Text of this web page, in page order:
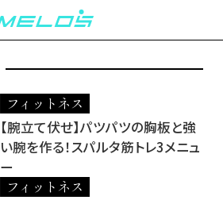
フィットネス
【腕立て伏せ】パツパツの胸板と強
い腕を作る！スパルタ筋トレ3メニュ
ー
フィットネス